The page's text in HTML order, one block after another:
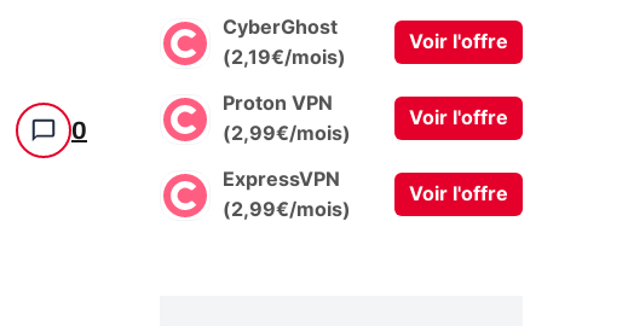
0
CyberGhost
(2,19€/mois)
Voir l'offre
Proton VPN
(2,99€/mois)
Voir l'offre
ExpressVPN
(2,99€/mois)
Voir l'offre